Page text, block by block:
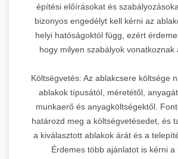
építési előírásokat és
bizonyos engedélyt kell kérni az
helyi hatóságoktól függ, ezért
hogy milyen szabályok vonatkoznak
Költségvetés: Az ablakcsere költsége
ablakok típusától, méretétől,
munkaerő és anyagköltségektől.
határozd meg a költségvetésedet, és
a kiválasztott ablakok árát és a
Érdemes több ajánlatot is kérni a